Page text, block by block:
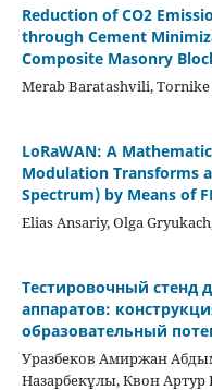
Reduction of CO2
through Cement
Composite Masonry
Merab Baratashvili,
LoRaWAN: A
Modulation Transforms
Spectrum) by Means of
Elias Ansariy, Olga
Тестировочный стенд
аппаратов:
образовательный
Уразбеков Амиржан
Назарбекұлы, Квон Артур